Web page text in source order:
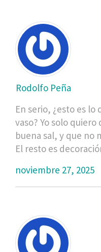
Rodolfo Peña
En serio, ¿esto es lo
vaso? Yo solo
buena sal, y que no
El resto es
noviembre 27, 2025